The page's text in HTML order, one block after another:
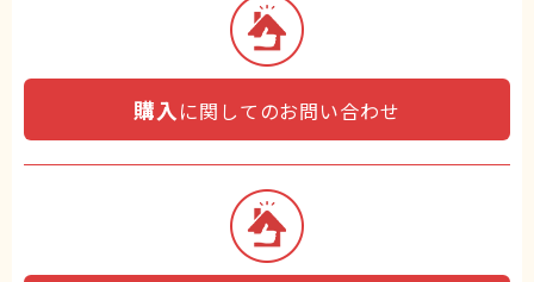
購入 に関してのお問い合わせ